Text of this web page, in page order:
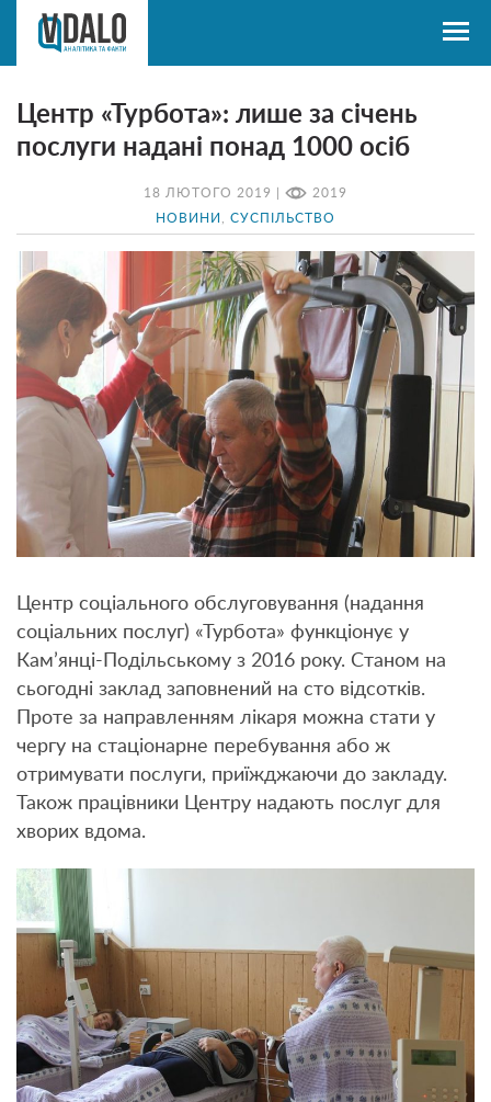
18 ЛЮТОГО 2019 | 2019
НОВИНИ СУСПІЛЬСТВО
Центр «Турбота»: лише за січень
послуги надані понад 1000 осіб
Центр соціального обслуговування (надання
соціальних послуг) «Турбота» функціонує у
Кам’янці-Подільському з 2016 року. Станом на
сьогодні заклад заповнений на сто відсотків.
Проте за направленням лікаря можна стати у
чергу на стаціонарне перебування або ж
отримувати послуги, приїжджаючи до закладу.
Також працівники Центру надають послуг для
хворих вдома.